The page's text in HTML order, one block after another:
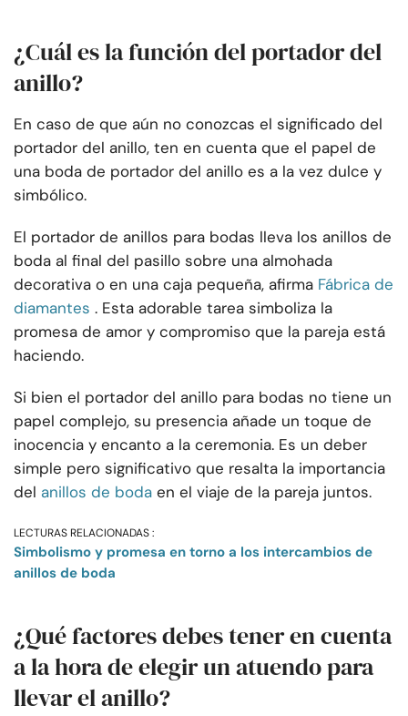
¿Cuál es la función del portador del
anillo?
En caso de que aún no conozcas el significado del
portador del anillo, ten en cuenta que el papel de
una boda de portador del anillo es a la vez dulce y
simbólico.
El portador de anillos para bodas lleva los anillos de
boda al final del pasillo sobre una almohada
decorativa o en una caja pequeña, afirma Fábrica de
diamantes . Esta adorable tarea simboliza la
promesa de amor y compromiso que la pareja está
haciendo.
Si bien el portador del anillo para bodas no tiene un
papel complejo, su presencia añade un toque de
inocencia y encanto a la ceremonia. Es un deber
simple pero significativo que resalta la importancia
del anillos de boda en el viaje de la pareja juntos.
LECTURAS RELACIONADAS :
Simbolismo y promesa en torno a los intercambios de
anillos de boda
¿Qué factores debes tener en cuenta
a la hora de elegir un atuendo para
llevar el anillo?